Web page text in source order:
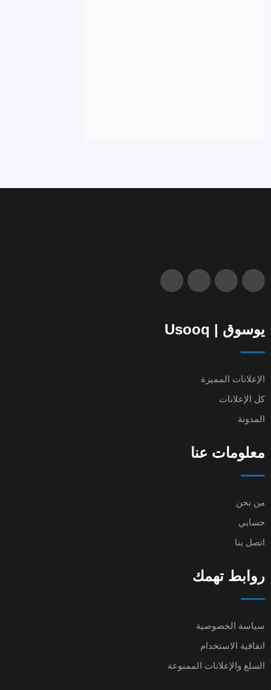
يوسوق | Usooq
الإعلانات المميزة
كل الإعلانات
المدونة
معلومات عنا
من نحن
حسابي
اتصل بنا
روابط تهمك
سياسة الخصوصية
اتفاقية الاستخدام
السلع والإعلانات الممنوعة